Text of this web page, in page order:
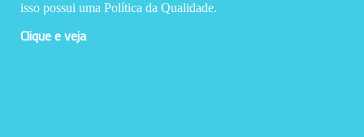
isso possui uma Política da Qualidade.
Clique e veja